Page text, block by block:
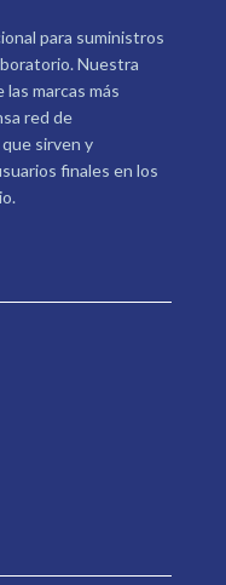
para suministros
Nuestra
marcas más
red de
sirven y
finales en los